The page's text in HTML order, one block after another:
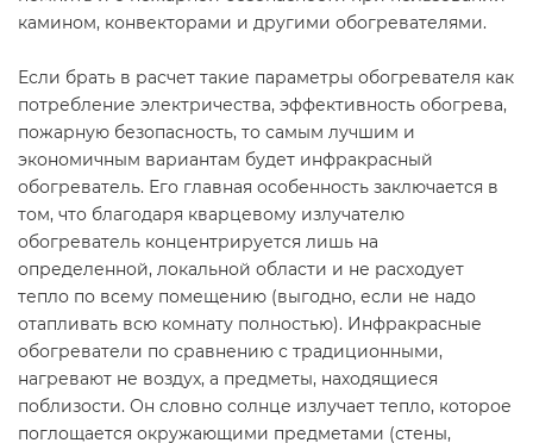
камином, конвекторами и другими обогревателями.
Если брать в расчет такие параметры обогревателя как
потребление электричества, эффективность обогрева,
пожарную безопасность, то самым лучшим и
экономичным вариантам будет инфракрасный
обогреватель. Его главная особенность заключается в
том, что благодаря кварцевому излучателю
обогреватель концентрируется лишь на
определенной, локальной области и не расходует
тепло по всему помещению (выгодно, если не надо
отапливать всю комнату полностью). Инфракрасные
обогреватели по сравнению с традиционными,
нагревают не воздух, а предметы, находящиеся
поблизости. Он словно солнце излучает тепло, которое
поглощается окружающими предметами (стены,